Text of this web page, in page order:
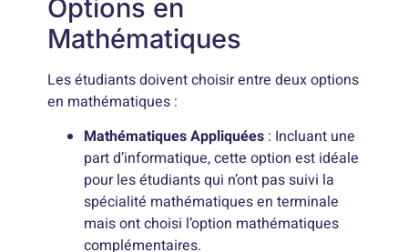
Options en
Mathématiques
Les étudiants doivent choisir entre deux options
en mathématiques :
Mathématiques Appliquées : Incluant une
part d’informatique, cette option est idéale
pour les étudiants qui n’ont pas suivi la
spécialité mathématiques en terminale
mais ont choisi l’option mathématiques
complémentaires.